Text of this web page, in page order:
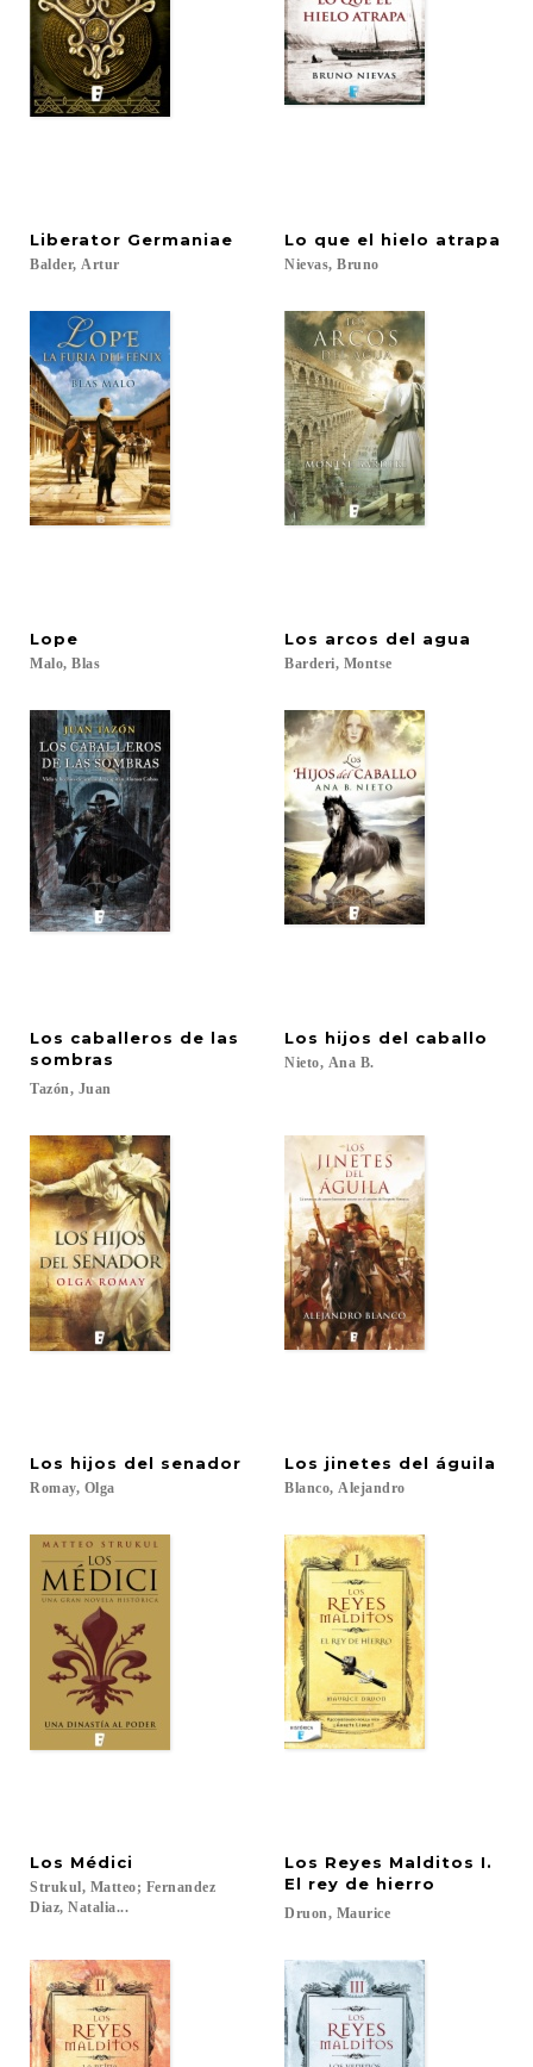
Liberator Germaniae
Balder, Artur
Lo que el hielo atrapa
Nievas, Bruno
Lope
Malo, Blas
Los arcos del agua
Barderi, Montse
Los caballeros de las
sombras
Tazón, Juan
Los hijos del caballo
Nieto, Ana B.
Los hijos del senador
Romay, Olga
Los jinetes del águila
Blanco, Alejandro
Los Médici
Strukul, Matteo; Fernandez
Diaz, Natalia...
Los Reyes Malditos I.
El rey de hierro
Druon, Maurice